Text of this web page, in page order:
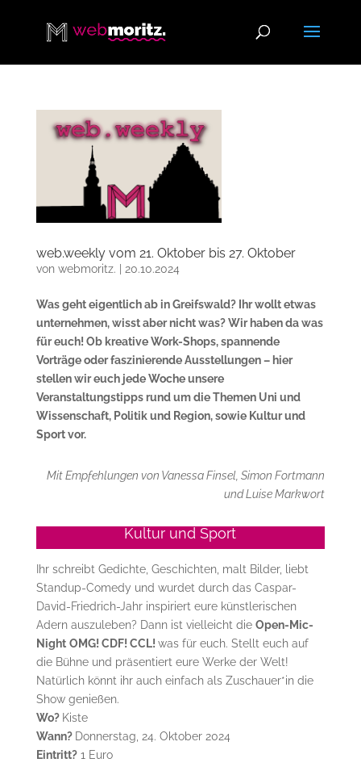
web.weekly vom 21. Oktober bis 27. Oktober
von webmoritz. 20.10.2024
Was geht eigentlich ab in Greifswald? Ihr wollt etwas
unternehmen, wisst aber nicht was? Wir haben da was
für euch! Ob kreative Work-Shops, spannende
Vorträge oder faszinierende Ausstellungen – hier
stellen wir euch jede Woche unsere
Veranstaltungstipps rund um die Themen Uni und
Wissenschaft, Politik und Region, sowie Kultur und
Sport vor.
Mit Empfehlungen von Vanessa Finsel, Simon Fortmann
und Luise Markwort
Kultur und Sport
Ihr schreibt Gedichte, Geschichten, malt Bilder, liebt
Standup-Comedy und wurdet durch das Caspar-
David-Friedrich-Jahr inspiriert eure künstlerischen
Adern auszuleben? Dann ist vielleicht die Open-Mic-
Night OMG! CDF! CCL! was für euch. Stellt euch auf
die Bühne und präsentiert eure Werke der Welt!
Natürlich könnt ihr auch einfach als Zuschauer*in die
Show genießen.
Wo? Kiste
Wann? Donnerstag, 24. Oktober 2024
Eintritt?1 Euro